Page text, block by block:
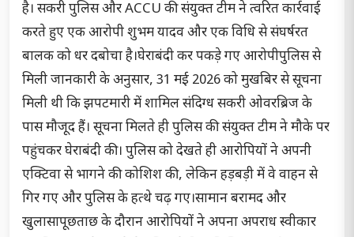
है। सकरी पुलिस और ACCU की संयुक्त टीम ने त्वरित कार्रवाई
करते हुए एक आरोपी शुभम यादव और एक विधि से संघर्षरत
बालक को धर दबोचा है।घेराबंदी कर पकड़े गए आरोपीपुलिस से
मिली जानकारी के अनुसार, 31 मई 2026 को मुखबिर से सूचना
मिली थी कि झपटमारी में शामिल संदिग्ध सकरी ओवरब्रिज के
पास मौजूद हैं। सूचना मिलते ही पुलिस की संयुक्त टीम ने मौके पर
पहुंचकर घेराबंदी की। पुलिस को देखते ही आरोपियों ने अपनी
एक्टिवा से भागने की कोशिश की, लेकिन हड़बड़ी में वे वाहन से
गिर गए और पुलिस के हत्थे चढ़ गए।सामान बरामद और
खुलासापूछताछ के दौरान आरोपियों ने अपना अपराध स्वीकार